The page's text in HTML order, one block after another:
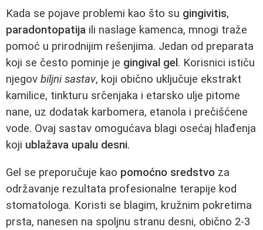
Kada se pojave problemi kao što su gingivitis,
paradontopatija ili naslage kamenca, mnogi traže
pomoć u prirodnijim rešenjima. Jedan od preparata
koji se često pominje je gingival gel . Korisnici ističu
njegov biljni sastav, koji obično uključuje ekstrakt
kamilice, tinkturu srčenjaka i etarsko ulje pitome
nane, uz dodatak karbomera, etanola i prečišćene
vode. Ovaj sastav omogućava blagi osećaj hlađenja
koji ublažava upalu desni.
Gel se preporučuje kao pomoćno sredstvo za
održavanje rezultata profesionalne terapije kod
stomatologa. Koristi se blagim, kružnim pokretima
prsta, nanesen na spoljnu stranu desni, obično 2-3